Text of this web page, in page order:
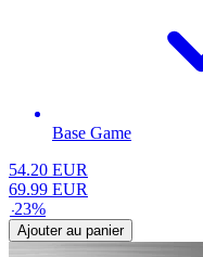
Base Game
54.20 EUR
69.99 EUR
-23%
Ajouter au panier